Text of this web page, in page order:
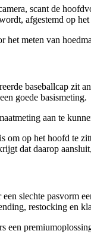
scant de
afgestemd op
meten van
baseballcap zit
goede basismeting.
aan te
op het hoofd te
dat daarop
slechte pasvorm
restocking en